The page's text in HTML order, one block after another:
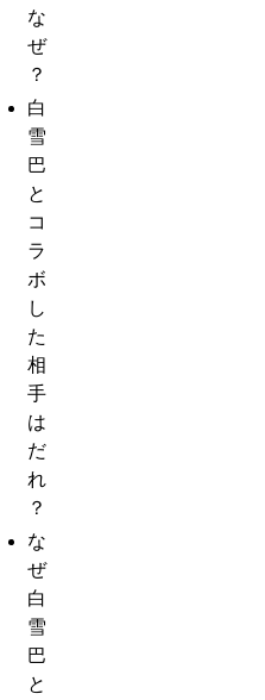
な
ぜ
？
白
雪
巴
と
コ
ラ
ボ
し
た
相
手
は
だ
れ
？
な
ぜ
白
雪
巴
と